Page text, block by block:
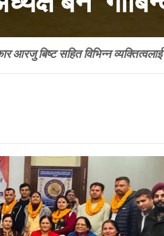
आरजु बिष्ट सहित विभिन्न